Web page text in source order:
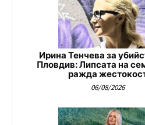
Ирина Тенчева за
Пловдив: Липсата на
ражда
06/08/2026